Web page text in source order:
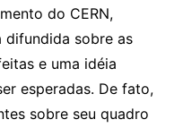
do CERN,
difundida sobre as
e uma idéia
esperadas. De fato,
sobre seu quadro